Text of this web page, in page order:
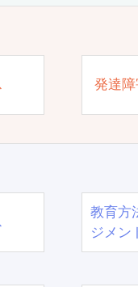
発達
教育方
ジメン